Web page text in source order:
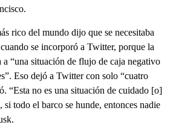
rico del mundo dijo que se necesitaba
se incorporó a Twitter, porque la
a “una situación de flujo de caja negativo
Eso dejó a Twitter con solo “cuatro
“Esta no es una situación de cuidado [o]
todo el barco se hunde, entonces nadie